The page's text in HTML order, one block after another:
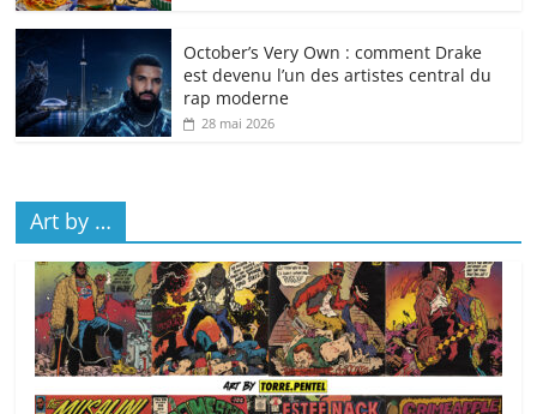
October’s Very Own : comment Drake
est devenu l’un des artistes central du
rap moderne
28 mai 2026
Art by …